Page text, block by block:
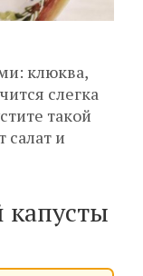
клюква,
слегка
такой
салат и
капусты